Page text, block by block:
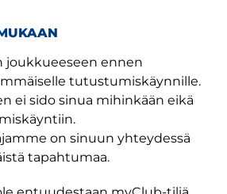
ennen
tutustumiskäynnille.
ei sido sinua mihinkään eikä
on sinuun yhteydessä
tapahtumaa.